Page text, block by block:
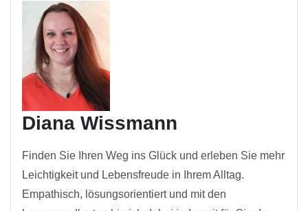
Diana Wissmann
Finden Sie Ihren Weg ins Glück und erleben Sie mehr
Leichtigkeit und Lebensfreude in Ihrem Alltag.
Empathisch, lösungsorientiert und mit den